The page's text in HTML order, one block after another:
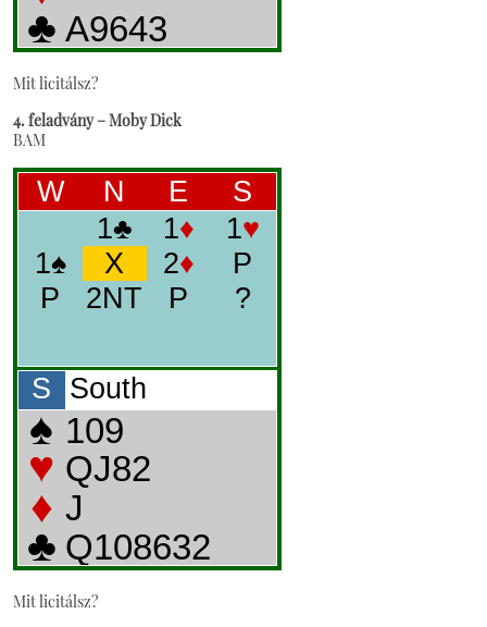
Mit licitálsz?
4. feladvány – Moby Dick
BAM
Mit licitálsz?